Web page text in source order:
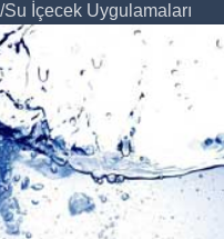
Su İçecek Uygulamaları